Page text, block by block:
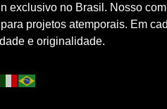
exclusivo no Brasil. Nosso
projetos atemporais. Em
e originalidade.